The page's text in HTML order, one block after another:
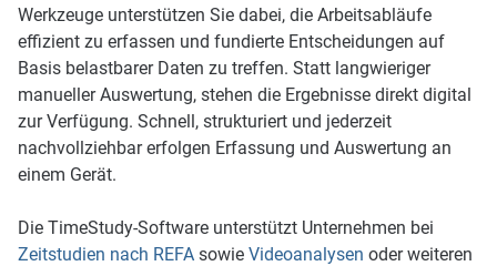
Werkzeuge unterstützen Sie dabei, die Arbeitsabläufe
effizient zu erfassen und fundierte Entscheidungen auf
Basis belastbarer Daten zu treffen. Statt langwieriger
manueller Auswertung, stehen die Ergebnisse direkt digital
zur Verfügung. Schnell, strukturiert und jederzeit
nachvollziehbar erfolgen Erfassung und Auswertung an
einem Gerät.
Die TimeStudy-Software unterstützt Unternehmen bei
Zeitstudien nach REFAsowie Videoanalysen oder weiteren